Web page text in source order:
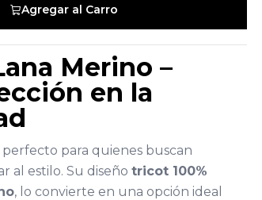
Agregar al Carro
Merino –
en la
perfecto para quienes buscan
al estilo. Su diseño tricot 100%
, lo convierte en una opción ideal